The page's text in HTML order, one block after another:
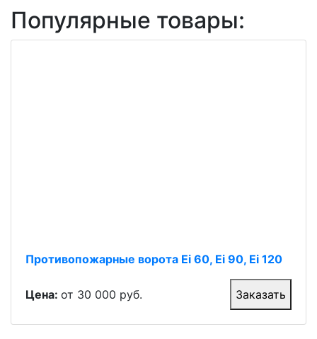
Популярные товары:
Противопожарные ворота Ei 60, Ei 90, Ei 120
Цена: от 30 000 руб. Заказать